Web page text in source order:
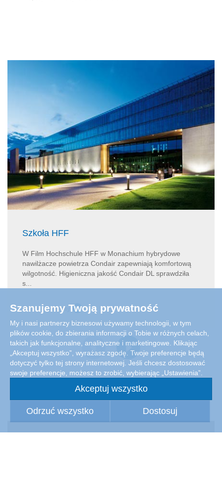
Szkoła HFF
W Film Hochschule HFF w Monachium hybrydowe
nawilżacze powietrza Condair zapewniają komfortową
wilgotność. Higieniczna jakość Condair DL sprawdziła
s...
Ucz się więcej
Szanujemy Twoją prywatność
My i nasi partnerzy biznesowi używamy technologii, w tym
plików cookie, do zbierania informacji o Tobie w różnych celach,
takich jak funkcjonalne, analityczne i marketingowe. Klikając
„Akceptuj wszystko”, wyrażasz zgodę. Twoje preferencje będą
dotyczyć tylko tej strony internetowej. Jeśli chcesz dostosować
swoje preferencje, możesz to zrobić, wybierając „Ustawienia”.
Akceptuj wszystko
Odrzuć wszystko Dostosuj